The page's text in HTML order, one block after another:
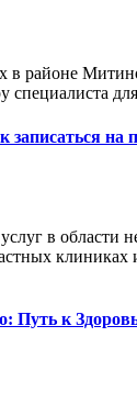
в районе
специалиста
записаться на
в области
Путь к